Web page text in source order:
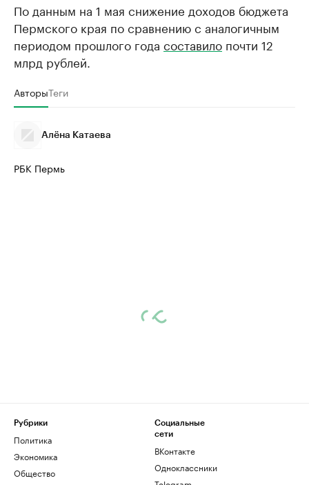
По данным на 1 мая снижение доходов бюджета
Пермского края по сравнению c аналогичным
периодом прошлого года составило почти 12
млрд рублей.
АвторыТеги
Алёна Катаева
РБК Пермь
Рубрики
Политика
Экономика
Общество
Социальные
сети
ВКонтакте
Одноклассники